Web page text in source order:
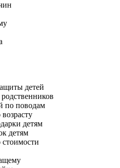
детей
по поводам
детям
детям